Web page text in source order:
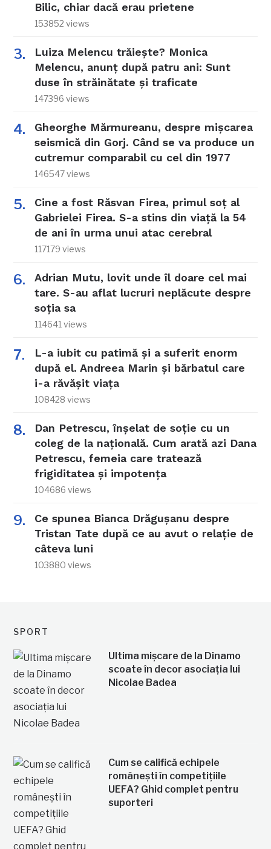
Bilic, chiar dacă erau prietene
153852 views
Luiza Melencu trăiește? Monica
Melencu, anunț după patru ani: Sunt
duse în străinătate și traficate
147396 views
Gheorghe Mărmureanu, despre mișcarea
seismică din Gorj. Când se va produce un
cutremur comparabil cu cel din 1977
146547 views
Cine a fost Răsvan Firea, primul soț al
Gabrielei Firea. S-a stins din viață la 54
de ani în urma unui atac cerebral
117179 views
Adrian Mutu, lovit unde îl doare cel mai
tare. S-au aflat lucruri neplăcute despre
soția sa
114641 views
L-a iubit cu patimă și a suferit enorm
după el. Andreea Marin și bărbatul care
i-a răvășit viața
108428 views
Dan Petrescu, înșelat de soție cu un
coleg de la națională. Cum arată azi Dana
Petrescu, femeia care tratează
frigiditatea și impotența
104686 views
Ce spunea Bianca Drăgușanu despre
Tristan Tate după ce au avut o relație de
câteva luni
103880 views
SPORT
Ultima mișcare de la Dinamo
scoate în decor asociația lui
Nicolae Badea
Cum se califică echipele
românești în competițiile
UEFA? Ghid complet pentru
suporteri